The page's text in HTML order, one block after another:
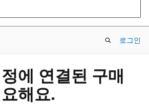
로그인
에 연결된 구매
해요.